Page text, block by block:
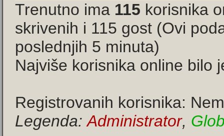
Trenutno ima 115 korisnika
skrivenih i 115 gost (Ovi
poslednjih 5 minuta)
Najviše korisnika online bilo
Registrovanih korisnika:
Legenda:Administrator,